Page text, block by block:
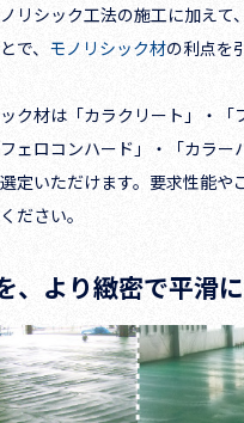
リシック工法の施工に加えて
で、 モノリシック材の利点を
ク材は「カラクリート」・「
ェロコンハード」・「カラー
定いただけます。要求性能や
ださい。
、より緻密で平滑に